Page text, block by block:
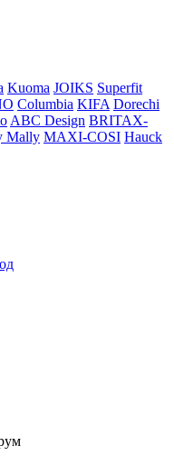
Kuoma JOIKS Superfit
Columbia KIFA Dorechi
ABC Design BRITAX-
Mally MAXI-COSI Hauck